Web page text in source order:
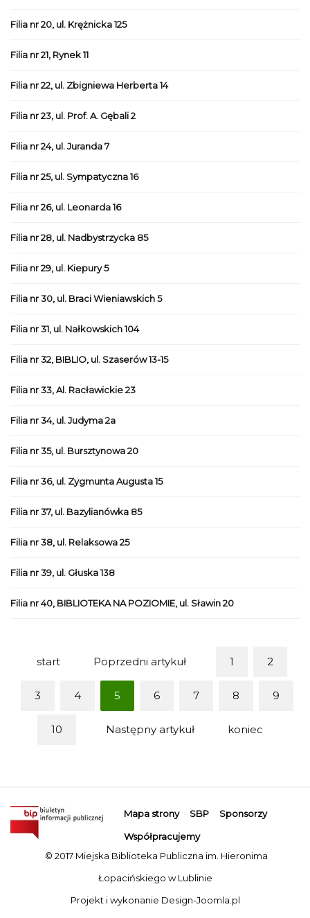
Filia nr 20, ul. Krężnicka 125
Filia nr 21, Rynek 11
Filia nr 22, ul. Zbigniewa Herberta 14
Filia nr 23, ul. Prof. A. Gębali 2
Filia nr 24, ul. Juranda 7
Filia nr 25, ul. Sympatyczna 16
Filia nr 26, ul. Leonarda 16
Filia nr 28, ul. Nadbystrzycka 85
Filia nr 29, ul. Kiepury 5
Filia nr 30, ul. Braci Wieniawskich 5
Filia nr 31, ul. Nałkowskich 104
Filia nr 32, BIBLIO, ul. Szaserów 13-15
Filia nr 33, Al. Racławickie 23
Filia nr 34, ul. Judyma 2a
Filia nr 35, ul. Bursztynowa 20
Filia nr 36, ul. Zygmunta Augusta 15
Filia nr 37, ul. Bazylianówka 85
Filia nr 38, ul. Relaksowa 25
Filia nr 39, ul. Głuska 138
Filia nr 40, BIBLIOTEKA NA POZIOMIE, ul. Sławin 20
start Poprzedni artykuł 1 2
3 4 5 6 7 8 9
10 Następny artykuł koniec
Mapa strony SBP Sponsorzy
Współpracujemy
© 2017 Miejska Biblioteka Publiczna im. Hieronima
Łopacińskiego w Lublinie
Projekt i wykonanie Design-Joomla.pl